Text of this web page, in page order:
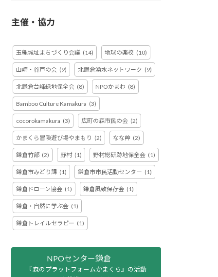
主催・協力
玉縄城址まちづくり会議 (14) 地球の楽校 (10)
山崎・谷戸の会 (9) 北鎌倉湧水ネットワーク (9)
北鎌倉台峰緑地保全会 (8) NPOかまわ (8)
Bamboo Culture Kamakura (3)
cocorokamakura (3) 広町の森市民の会 (2)
かまくら冒険遊び場やまもり (2) なな艸 (2)
鎌倉竹部 (2) 野村 (1) 野村総研跡地保全会 (1)
鎌倉市みどり課 (1) 鎌倉市市民活動センター (1)
鎌倉ドローン協会 (1) 鎌倉風致保存会 (1)
鎌倉・自然に学ぶ会 (1)
鎌倉トレイルセラピー (1)
NPOセンター鎌倉
『森のプラットフォームかまくら』の活動